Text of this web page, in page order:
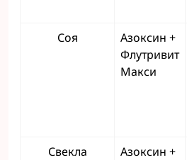
Соя
Азоксин +
Флутривит
Макси
Свекла
Азоксин +